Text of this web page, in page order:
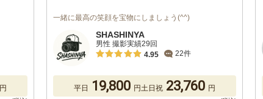
円
一緒に最高の笑顔を宝物にしましょう(^^)
SHASHINYA
男性 撮影実績29回
4.95
22件
平日 19,800 円土日祝 23,760 円